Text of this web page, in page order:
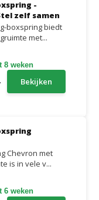
-
zelf samen
boxspring biedt
met...
8 weken
Bekijken
Chevron met
is in vele v...
6 weken